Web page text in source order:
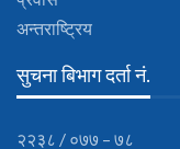
अन्तराष्ट्रिय
सुचना बिभाग दर्ता नं.
२२३८ / ०७७ – ७८